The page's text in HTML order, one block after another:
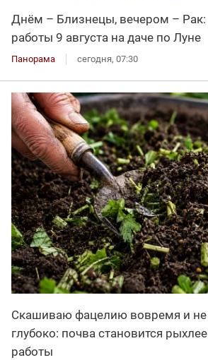
Днём – Близнецы, вечером –
работы 9 августа на даче по Луне
Панорама сегодня, 07:30
Скашиваю фацелию вовремя и
глубоко: почва становится
работы